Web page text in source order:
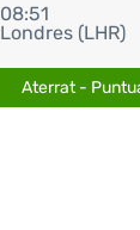
08:51
Londres (LHR)
Aterrat -